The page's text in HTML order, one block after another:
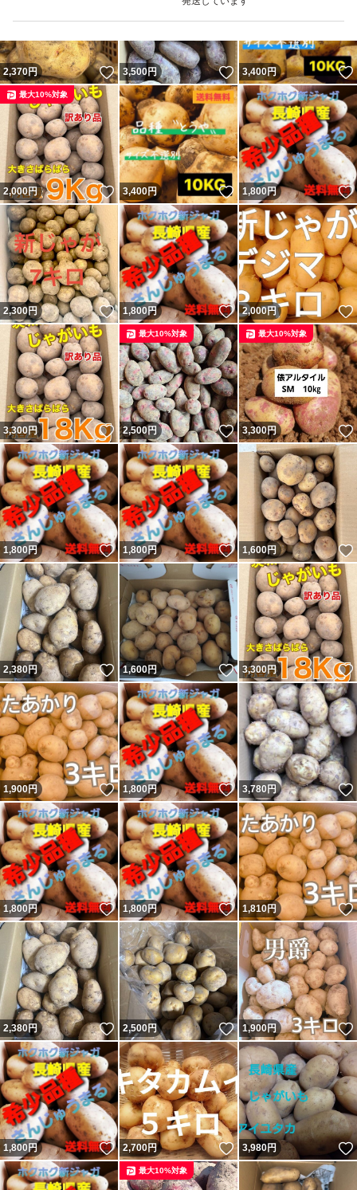
2,370円 いいね！
3,500円 いいね！
3,400円
2,000円 いいね！
最大10%対象
3,400円 いいね！
1,800 円
2,300円 いいね！
1,800 円 いいね！
2,000円
3,300円 いいね！
2,500円 いいね！
最大10%対象
3,300円
最大10%対象
1,800 円 いいね！
1,800 円 いいね！
1,600円
2,380円 いいね！
1,600円 いいね！
3,300円
1,900円 いいね！
1,800 円 いいね！
3,780円
1,800 円 いいね！
1,800 円 いいね！
1,810円
2,380円 いいね！
2,500円 いいね！
1,900円
1,800 円 いいね！
2,700円 いいね！
3,980円
最大10%対象